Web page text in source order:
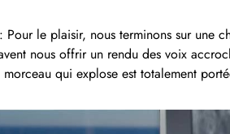
: Pour le plaisir, nous terminons sur une
nous offrir un rendu des voix
qui explose est totalement